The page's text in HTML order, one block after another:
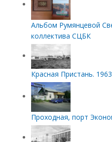
Альбом Румянцевой
коллектива СЦБК
Красная Пристань.
Проходная, порт